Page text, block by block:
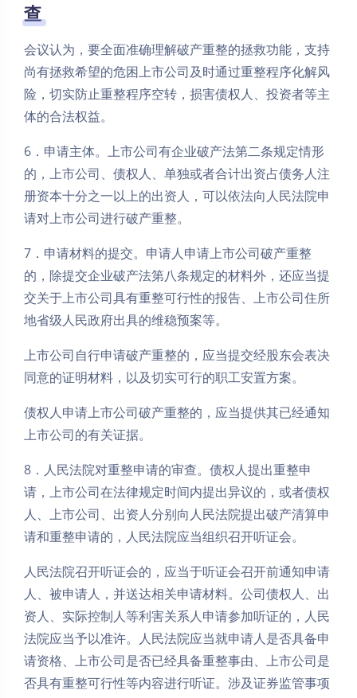
查
会议认为，要全面准确理解破产重整的拯救功能，支持
尚有拯救希望的危困上市公司及时通过重整程序化解风
险，切实防止重整程序空转，损害债权人、投资者等主
体的合法权益。
6．申请主体。上市公司有企业破产法第二条规定情形
的，上市公司、债权人、单独或者合计出资占债务人注
册资本十分之一以上的出资人，可以依法向人民法院申
请对上市公司进行破产重整。
7．申请材料的提交。申请人申请上市公司破产重整
的，除提交企业破产法第八条规定的材料外，还应当提
交关于上市公司具有重整可行性的报告、上市公司住所
地省级人民政府出具的维稳预案等。
上市公司自行申请破产重整的，应当提交经股东会表决
同意的证明材料，以及切实可行的职工安置方案。
债权人申请上市公司破产重整的，应当提供其已经通知
上市公司的有关证据。
8．人民法院对重整申请的审查。债权人提出重整申
请，上市公司在法律规定时间内提出异议的，或者债权
人、上市公司、出资人分别向人民法院提出破产清算申
请和重整申请的，人民法院应当组织召开听证会。
人民法院召开听证会的，应当于听证会召开前通知申请
人、被申请人，并送达相关申请材料。公司债权人、出
资人、实际控制人等利害关系人申请参加听证的，人民
法院应当予以准许。人民法院应当就申请人是否具备申
请资格、上市公司是否已经具备重整事由、上市公司是
否具有重整可行性等内容进行听证。涉及证券监管事项